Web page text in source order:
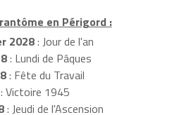
en Périgord :
2028: Jour de l'an
: Lundi de Pâques
: Fête du Travail
: Victoire 1945
: Jeudi de l'Ascension